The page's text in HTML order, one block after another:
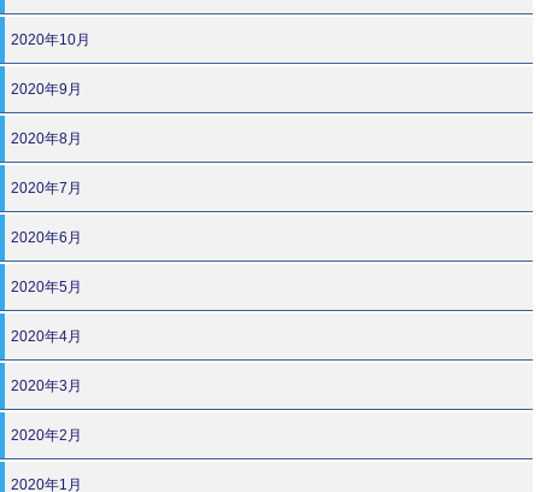
2020年10月
2020年9月
2020年8月
2020年7月
2020年6月
2020年5月
2020年4月
2020年3月
2020年2月
2020年1月